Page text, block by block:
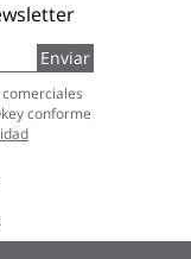
Enviar
conforme